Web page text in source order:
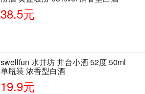
38.5元
swellfun 水井坊 井台小酒 52度 50ml
单瓶装 浓香型白酒
19.9元